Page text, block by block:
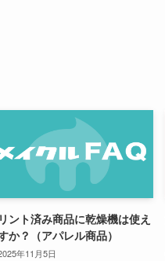
ント済み商品に乾燥機は使え
か？（アパレル商品）
年11月5日